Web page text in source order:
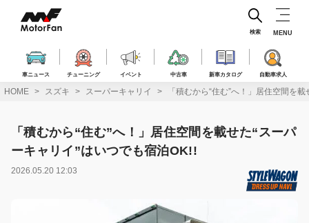
ス
車ニュース チューニング イベント 中古車 新車カタログ 自動車求人
検索 MENU
HOME スズキ スーパーキャリイ 「積むから“住む”へ！」居住空間を
「積むから“住む”へ！」居住空間を載せた“スーパ
ーキャリイ”はいつでも宿泊OK!!
2026.05.20 12:03